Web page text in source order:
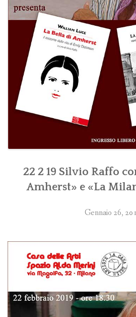
22 2 19 Silvio Raffo
Amherst» e «La
Gennaio 26,